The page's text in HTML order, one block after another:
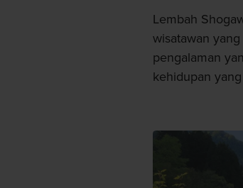
Lembah
wisatawan
pengalaman
kehidupan